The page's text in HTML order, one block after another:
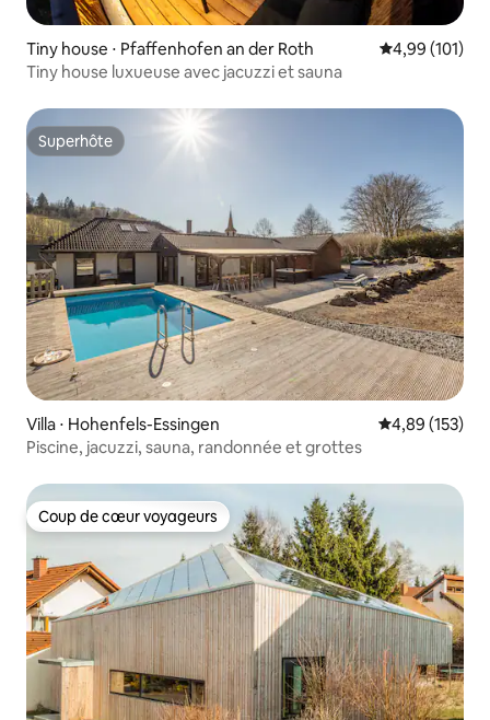
Tiny house ⋅ Pfaffenhofen an der Roth Évaluation
4,99 (101)
Tiny house luxueuse avec jacuzzi et sauna
Superhôte
Superhôte
Villa ⋅ Hohenfels-Essingen Évaluation
4,89 (153)
Piscine, jacuzzi, sauna, randonnée et grottes
Coup de cœur voyageurs
Coup de cœur voyageurs